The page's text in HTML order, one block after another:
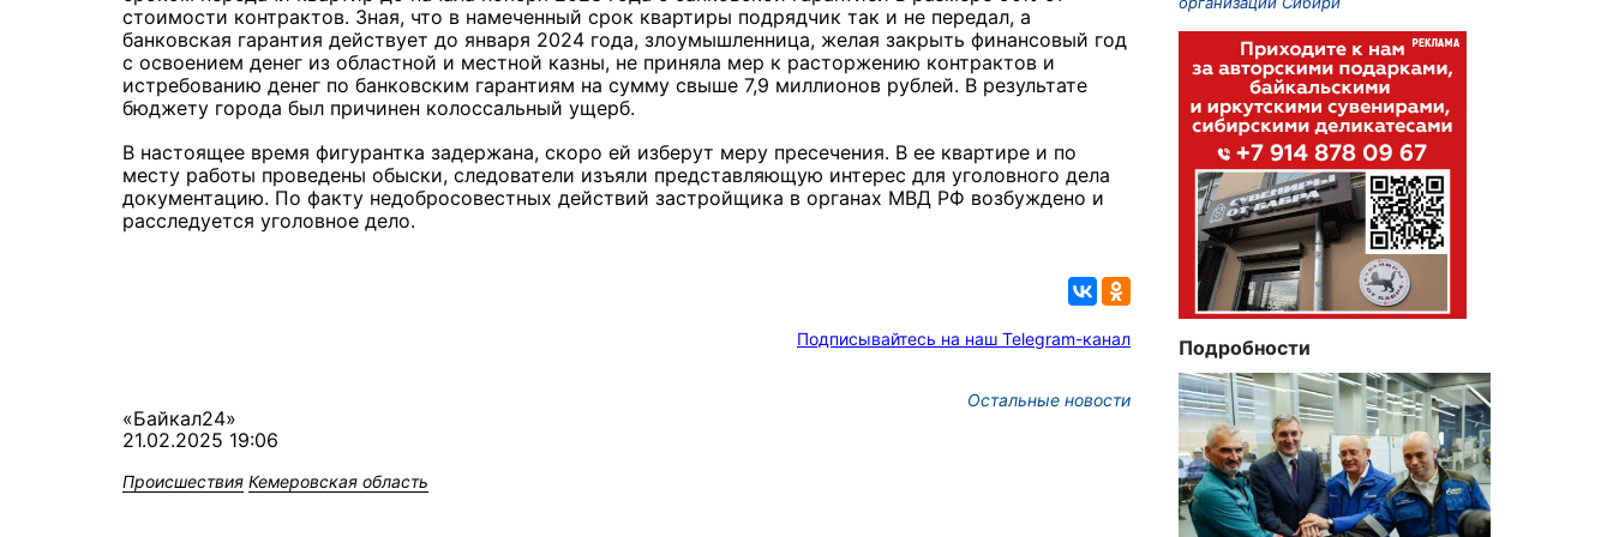
стоимости контрактов. Зная, что в намеченный срок квартиры подрядчик так и не передал, а
банковская гарантия действует до января 2024 года, злоумышленница, желая закрыть финансовый год
с освоением денег из областной и местной казны, не приняла мер к расторжению контрактов и
истребованию денег по банковским гарантиям на сумму свыше 7,9 миллионов рублей. В результате
бюджету города был причинен колоссальный ущерб.
В настоящее время фигурантка задержана, скоро ей изберут меру пресечения. В ее квартире и по
месту работы проведены обыски, следователи изъяли представляющую интерес для уголовного дела
документацию. По факту недобросовестных действий застройщика в органах МВД РФ возбуждено и
расследуется уголовное дело.
Подписывайтесь на наш Telegram-канал
Остальные новости
«Байкал24»
21.02.2025 19:06
Происшествия Кемеровская область
Подробности